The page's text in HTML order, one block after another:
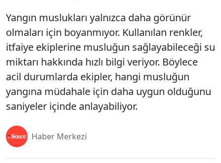
Yangın muslukları yalnızca daha görünür
olmaları için boyanmıyor. Kullanılan renkler,
itfaiye ekiplerine musluğun sağlayabileceği su
miktarı hakkında hızlı bilgi veriyor. Böylece
acil durumlarda ekipler, hangi musluğun
yangına müdahale için daha uygun olduğunu
saniyeler içinde anlayabiliyor.
Haber Merkezi